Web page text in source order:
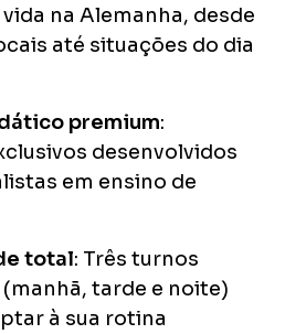
na Alemanha, desde
até situações do dia
premium:
desenvolvidos
em ensino de
total: Três turnos
tarde e noite)
à sua rotina